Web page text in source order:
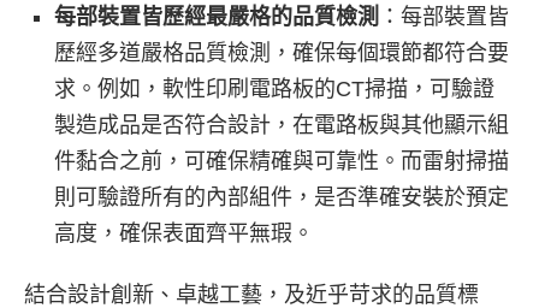
每部裝置皆歷經最嚴格的品質檢測 ：每部裝置皆
歷經多道嚴格品質檢測，確保每個環節都符合要
求。例如，軟性印刷電路板的CT掃描，可驗證
製造成品是否符合設計，在電路板與其他顯示組
件黏合之前，可確保精確與可靠性。而雷射掃描
則可驗證所有的內部組件，是否準確安裝於預定
高度，確保表面齊平無瑕。
結合設計創新、卓越工藝，及近乎苛求的品質標